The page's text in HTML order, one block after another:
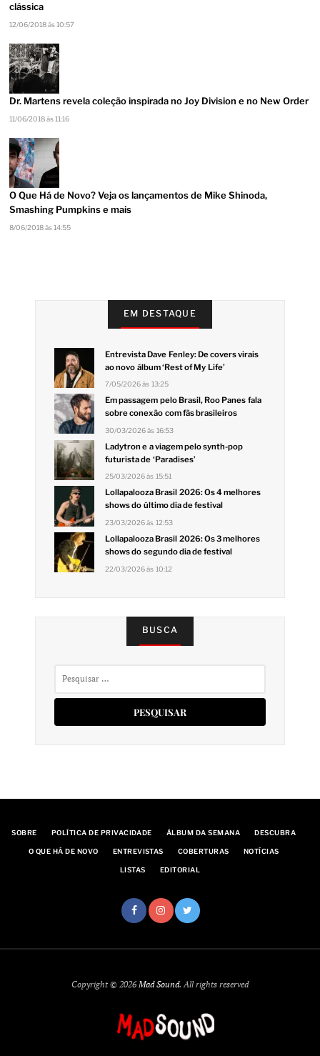
clássica
12/06/2018 às 10:57
Dr. Martens revela coleção inspirada no Joy Division e no New Order
11/06/2018 às 11:16
O Que Há de Novo? Veja os lançamentos de Mike Shinoda,
Smashing Pumpkins e mais
8/06/2018 às 14:55
EM DESTAQUE
Entrevista Dave Fenley: De covers virais
ao novo álbum ‘Rest of My Life’
7/05/2026 às 13:25
Em passagem pelo Brasil, Roo Panes fala
sobre conexão com fãs brasileiros
30/03/2026 às 16:53
Ladytron e a viagem pelo synth-pop
futurista de ‘Paradises’
25/03/2026 às 15:51
Lollapalooza Brasil 2026: Os 4 melhores
shows do último dia de festival
23/03/2026 às 12:53
Lollapalooza Brasil 2026: Os 3 melhores
shows do segundo dia de festival
22/03/2026 às 10:12
BUSCA
SOBRE POLÍTICA DE PRIVACIDADE ÁLBUM DA SEMANA DESCUBRA
O QUE HÁ DE NOVO ENTREVISTAS COBERTURAS NOTÍCIAS
LISTAS EDITORIAL
Copyright © 2026Mad Sound. All rights reserved